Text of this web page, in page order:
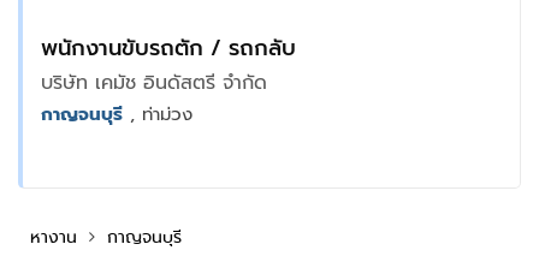
พนักงานขับรถตัก / รถกลับ
บริษัท เคมัช อินดัสตรี จำกัด
กาญจนบุรี , ท่าม่วง
หางาน กาญจนบุรี